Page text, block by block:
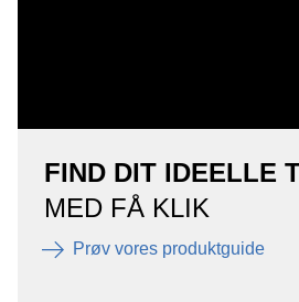
FIND DIT IDEELLE
MED FÅ KLIK
Prøv vores produktguide